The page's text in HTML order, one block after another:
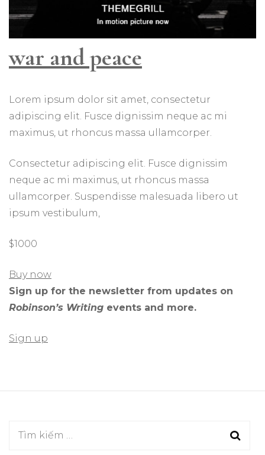
war and peace
Lorem ipsum dolor sit amet, consectetur
adipiscing elit. Fusce dignissim neque ac mi
maximus, ut rhoncus massa ullamcorper.
Consectetur adipiscing elit. Fusce dignissim
neque ac mi maximus, ut rhoncus massa
ullamcorper. Suspendisse malesuada libero ut
ipsum vestibulum,
$1000
Buy now
Sign up for the newsletter from updates on
Robinson’s Writing events and more.
Sign up
Tìm